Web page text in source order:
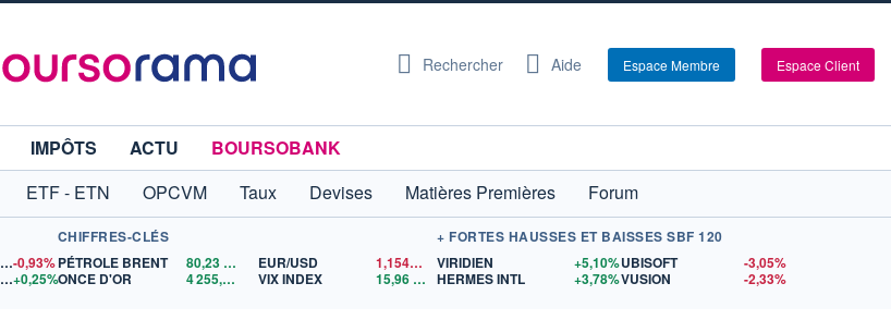
Rechercher Aide Espace Membre Espace Client
IMPÔTS ACTU
BOURSOBANK
ETF - ETN OPCVM Taux Devises Matières Premières
Forum
65 683,26-0,93%
26 191,34+0,25%
CHIFFRES-CLÉS
PÉTROLE BRENT
80,23$US
ONCE D'OR
4 255,48 $US
EUR/USD 1,1542$US
VIX INDEX
15,96$US
+ FORTES HAUSSES ET BAISSES SBF 120
VIRIDIEN
+5,10%
HERMES INTL
+3,78%
UBISOFT
-3,05%
VUSION
-2,33%